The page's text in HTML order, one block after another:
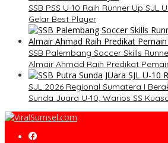
SSB PSS U-10 Raih Runner Up SJL
Gelar Best Player
SSB Palembang Soccer Skills
Almair Ahmad Raih Predikat
SJL 2026 Regional Sumatera I
Sunda Juara U-10, Warios SS